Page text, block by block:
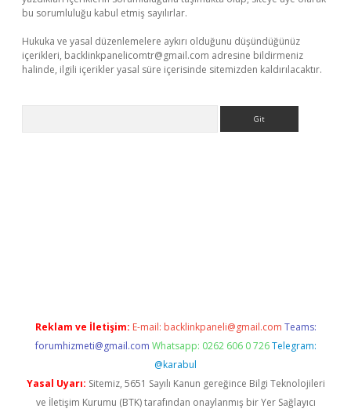
bu sorumluluğu kabul etmiş sayılırlar.
Hukuka ve yasal düzenlemelere aykırı olduğunu düşündüğünüz
içerikleri, backlinkpanelicomtr@gmail.com adresine bildirmeniz
halinde, ilgili içerikler yasal süre içerisinde sitemizden kaldırılacaktır.
Reklam ve İletişim: E-mail: backlinkpaneli@gmail.com Teams:
forumhizmeti@gmail.com Whatsapp: 0262 606 0 726 Telegram:
@karabul
Yasal Uyarı: Sitemiz, 5651 Sayılı Kanun gereğince Bilgi Teknolojileri
ve İletişim Kurumu (BTK) tarafından onaylanmış bir Yer Sağlayıcı